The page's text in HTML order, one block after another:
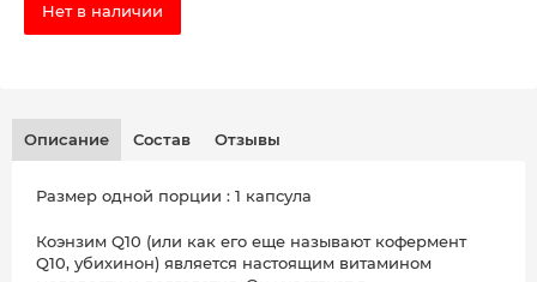
Нет в наличии
Описание Состав Отзывы
Размер одной порции : 1 капсула
Коэнзим Q10 (или как его еще называют кофермент
Q10, убихинон) является настоящим витамином